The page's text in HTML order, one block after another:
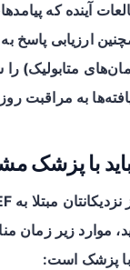
آینده که
ارزیابی پاسخ
متابولیک) را
به مراقبت
با پزشک
موارد زیر زمان
با پزشک است: